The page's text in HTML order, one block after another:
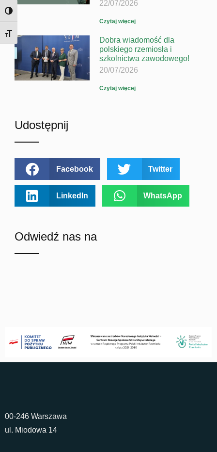
TOGGLE HIGH CONTRAST
TOGGLE FONT SIZE
22/07/2026
Czytaj więcej
Dobra wiadomość dla
polskiego rzemiosła i
szkolnictwa zawodowego!
20/07/2026
Czytaj więcej
Udostępnij
Facebook Twitter
LinkedIn WhatsApp
Odwiedź nas na
00-246 Warszawa
ul. Miodowa 14